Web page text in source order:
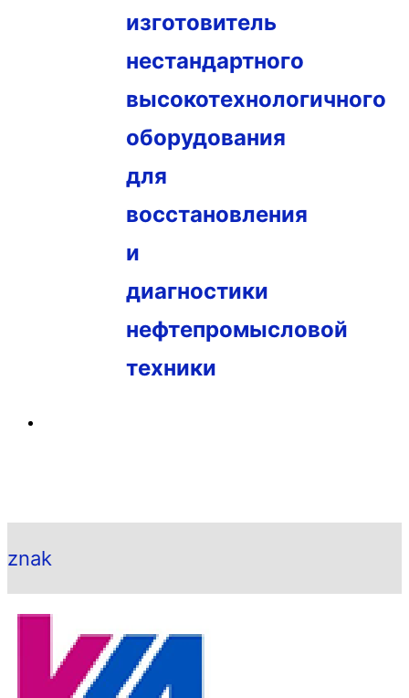
изготовитель
нестандартного
высокотехнологичного
оборудования
для
восстановления
и
диагностики
нефтепромысловой
техники
znak